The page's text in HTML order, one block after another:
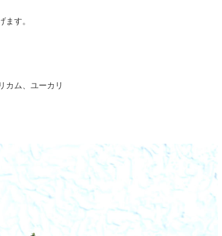
ます。
カム、ユーカリ